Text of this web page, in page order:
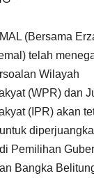
(Bersama
telah
Wilayah
(WPR) dan
(IPR) akan
Pemilihan
Bangka